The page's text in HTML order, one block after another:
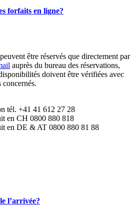
forfaits en ligne?
être réservés que directement par
auprès du bureau des réservations,
doivent être vérifiées avec
concernés.
tél. +41 41 612 27 28
en CH 0800 880 818
en DE & AT 0800 880 81 88
l’arrivée?